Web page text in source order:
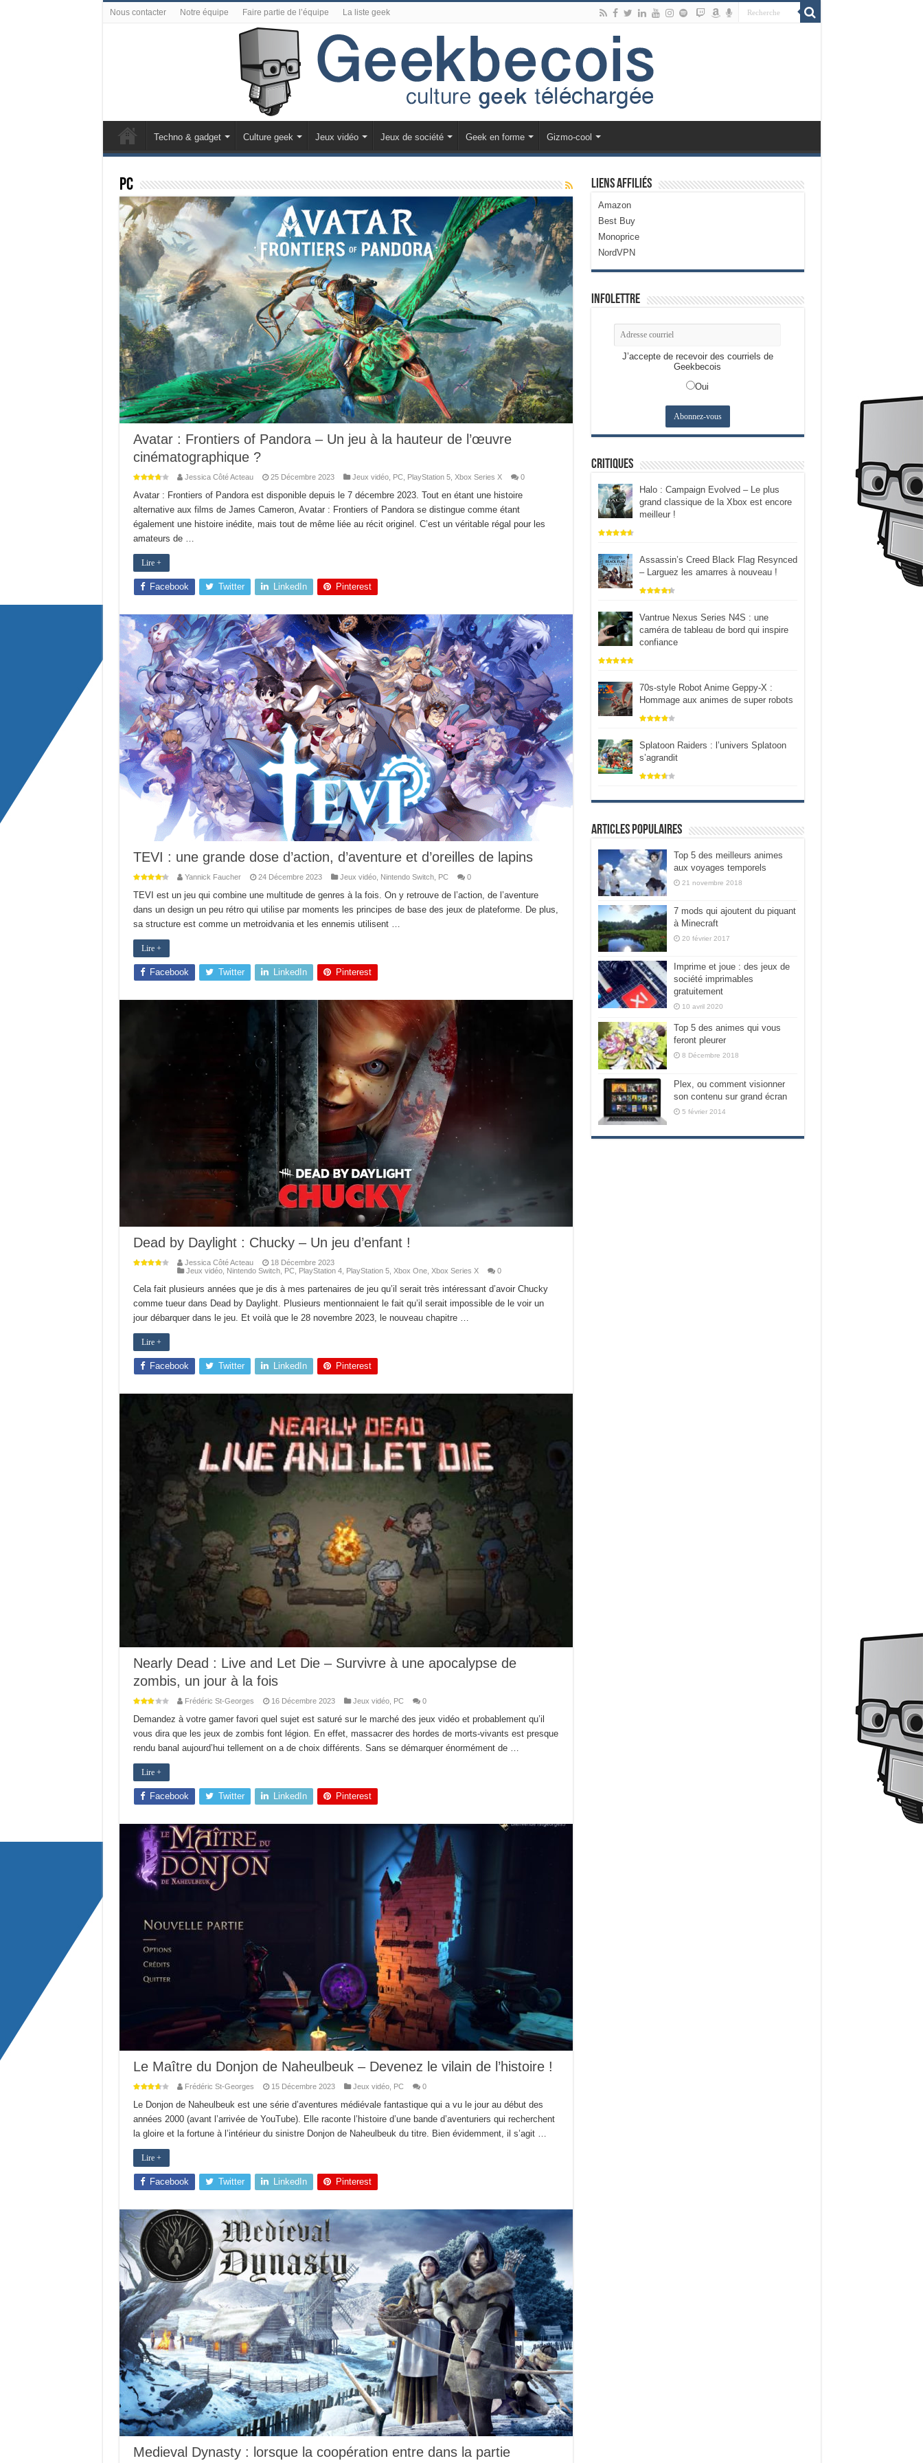
Nous contacter Notre équipe Faire partie de l’équipe La liste geek
Techno & gadget Culture geek Jeux vidéo Jeux de société Geek en forme Gizmo-cool
PC
Avatar : Frontiers of Pandora – Un jeu à la hauteur de l’œuvre
cinématographique ?
Jessica Côté Acteau 25 Décembre 2023 Jeux vidéo, PC, PlayStation 5, Xbox Series X 0
Avatar : Frontiers of Pandora est disponible depuis le 7 décembre 2023. Tout en étant une histoire
alternative aux films de James Cameron, Avatar : Frontiers of Pandora se distingue comme étant
également une histoire inédite, mais tout de même liée au récit originel. C’est un véritable régal pour les
amateurs de …
Lire +
Facebook Twitter LinkedIn Pinterest
TEVI : une grande dose d’action, d’aventure et d’oreilles de lapins
Yannick Faucher 24 Décembre 2023 Jeux vidéo, Nintendo Switch, PC 0
TEVI est un jeu qui combine une multitude de genres à la fois. On y retrouve de l’action, de l’aventure
dans un design un peu rétro qui utilise par moments les principes de base des jeux de plateforme. De plus,
sa structure est comme un metroidvania et les ennemis utilisent …
Lire +
Facebook Twitter LinkedIn Pinterest
Dead by Daylight : Chucky – Un jeu d’enfant !
Jessica Côté Acteau
18 Décembre 2023
Jeux vidéo, Nintendo Switch, PC, PlayStation 4, PlayStation 5, Xbox One, Xbox Series X 0
Cela fait plusieurs années que je dis à mes partenaires de jeu qu’il serait très intéressant d’avoir Chucky
comme tueur dans Dead by Daylight. Plusieurs mentionnaient le fait qu’il serait impossible de le voir un
jour débarquer dans le jeu. Et voilà que le 28 novembre 2023, le nouveau chapitre …
Lire +
Facebook Twitter LinkedIn Pinterest
Nearly Dead : Live and Let Die – Survivre à une apocalypse de
zombis, un jour à la fois
Frédéric St-Georges 16 Décembre 2023 Jeux vidéo, PC 0
Demandez à votre gamer favori quel sujet est saturé sur le marché des jeux vidéo et probablement qu’il
vous dira que les jeux de zombis font légion. En effet, massacrer des hordes de morts-vivants est presque
rendu banal aujourd’hui tellement on a de choix différents. Sans se démarquer énormément de …
Lire +
Facebook Twitter LinkedIn Pinterest
Le Maître du Donjon de Naheulbeuk – Devenez le vilain de l’histoire !
Frédéric St-Georges 15 Décembre 2023 Jeux vidéo, PC 0
Le Donjon de Naheulbeuk est une série d’aventures médiévale fantastique qui a vu le jour au début des
années 2000 (avant l’arrivée de YouTube). Elle raconte l’histoire d’une bande d’aventuriers qui recherchent
la gloire et la fortune à l’intérieur du sinistre Donjon de Naheulbeuk du titre. Bien évidemment, il s’agit …
Lire +
Facebook Twitter LinkedIn Pinterest
Medieval Dynasty : lorsque la coopération entre dans la partie
Liens Affiliés
Amazon
Best Buy
Monoprice
NordVPN
Infolettre
J’accepte de recevoir des courriels de
Geekbecois
Oui
Critiques
Halo : Campaign Evolved – Le plus
grand classique de la Xbox est encore
meilleur !
Assassin’s Creed Black Flag Resynced
– Larguez les amarres à nouveau !
Vantrue Nexus Series N4S : une
caméra de tableau de bord qui inspire
confiance
70s-style Robot Anime Geppy-X :
Hommage aux animes de super robots
Splatoon Raiders : l’univers Splatoon
s’agrandit
Articles populaires
Top 5 des meilleurs animes
aux voyages temporels
21 novembre 2018
7 mods qui ajoutent du piquant
à Minecraft
20 février 2017
Imprime et joue : des jeux de
société imprimables
gratuitement
10 avril 2020
Top 5 des animes qui vous
feront pleurer
8 Décembre 2018
Plex, ou comment visionner
son contenu sur grand écran
5 février 2014